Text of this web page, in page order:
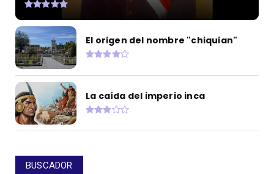
El origen del nombre "chiquian"
La caída del imperio inca
BUSCADOR